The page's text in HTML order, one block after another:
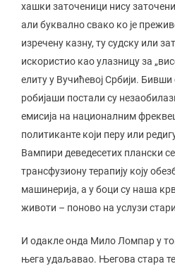
хашки заточеници нису
али буквално свако ко је
изречену казну, ту судску или
искористио као улазницу за
елиту у Вучићевој Србији.
робијаши постали су
емисија на националним
политиканте који перу или
Вампири деведесетих плански
трансфузиону терапију коју
машинерија, а у боци су наша
животи – поново на услузи
И одакле онда Мило Ломпар у
њега удаљавао. Његова стара